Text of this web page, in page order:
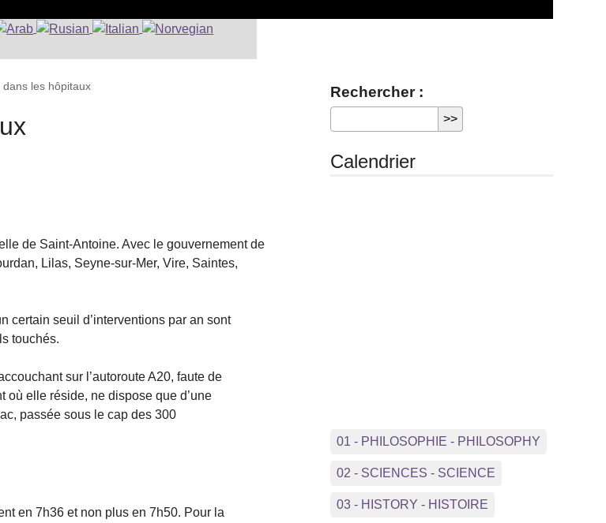
les hôpitaux
de Saint-Antoine. Avec le gouvernement de
Lilas, Seyne-sur-Mer, Vire, Saintes,
certain seuil d’interventions par an sont
touchés.
sur l’autoroute A20, faute de
où elle réside, ne dispose que d’une
passée sous le cap des 300
en 7h36 et non plus en 7h50. Pour la
Rechercher :
Calendrier
01 - PHILOSOPHIE - PHILOSOPHY
02 - SCIENCES - SCIENCE
03 - HISTORY - HISTOIRE